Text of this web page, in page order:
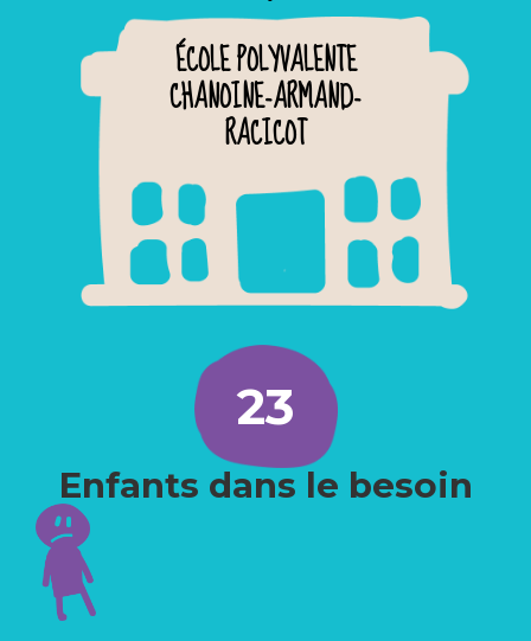
ÉCOLE POLYVALENTE
CHANOINE-ARMAND-
RACICOT
23
Enfants dans le besoin